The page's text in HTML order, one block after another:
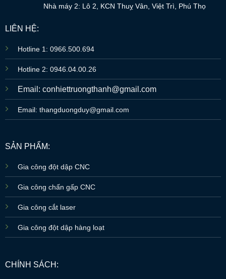
Nhà máy 2: Lô 2, KCN Thuỵ Vân, Việt Trì, Phú Thọ
LIÊN HỆ:
Hotline 1: 0966.500.694
Hotline 2: 0946.04.00.26
Email: conhiettruongthanh@gmail.com
Email: thangduongduy@gmail.com
SẢN PHẨM:
Gia công đột dập CNC
Gia công chấn gấp CNC
Gia công cắt laser
Gia công đột dập hàng loạt
CHÍNH SÁCH: